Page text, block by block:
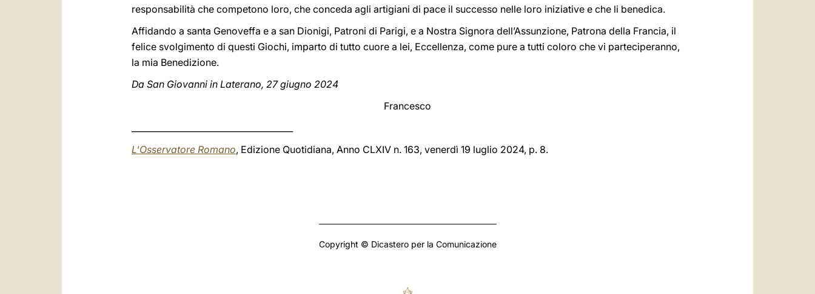
responsabilità che competono loro, che conceda agli artigiani di pace il successo nelle loro iniziative e che li benedica.
Affidando a santa Genoveffa e a san Dionigi, Patroni di Parigi, e a Nostra Signora dell’Assunzione, Patrona della Francia, il
felice svolgimento di questi Giochi, imparto di tutto cuore a lei, Eccellenza, come pure a tutti coloro che vi parteciperanno,
la mia Benedizione.
Da San Giovanni in Laterano, 27 giugno 2024
Francesco
L'Osservatore Romano, Edizione Quotidiana, Anno CLXIV n. 163, venerdì 19 luglio 2024, p. 8.
Copyright © Dicastero per la Comunicazione